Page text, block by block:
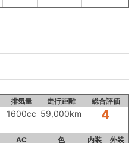
排気量 走行距離 総合評価
1600cc 59,000km 4
AC 色 内装 外装